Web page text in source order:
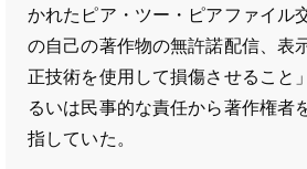
かれたピア・ツー・ピアファイル
の自己の著作物の無許諾配信、表
正技術を使用して損傷させること
るいは民事的な責任から著作権者
指していた。